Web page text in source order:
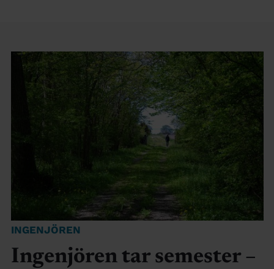
INGENJÖREN
Ingenjören tar semester –